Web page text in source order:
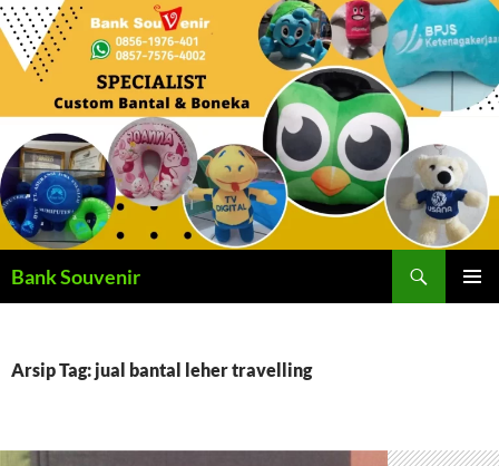
Langsung
ke
Bank Souvenir
Arsip Tag: jual bantal leher travelling